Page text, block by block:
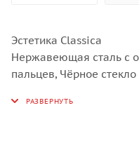
Эстетика Classica
Нержавеющая сталь с
пальцев, Чёрное
Поворотные